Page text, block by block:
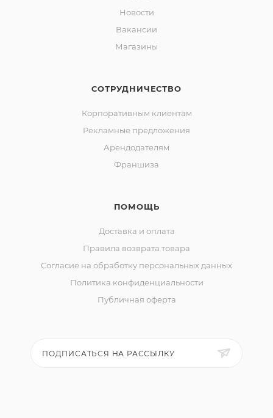
Новости
Вакансии
Магазины
СОТРУДНИЧЕСТВО
Корпоративным клиентам
Рекламные предложения
Арендодателям
Франшиза
ПОМОЩЬ
Доставка и оплата
Правила возврата товара
Согласие на обработку персональных данных
Политика конфиденциальности
Публичная оферта
ПОДПИСАТЬСЯ НА РАССЫЛКУ